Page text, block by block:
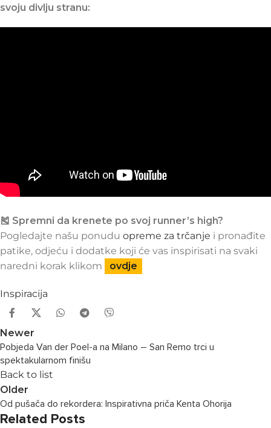
svoju divlju stranu:
🎽 Spremni da krenete po svoj runner’s high?
Pogledajte našu ponudu opreme za trčanje i pronađite
patike, odjeću i dodatke koji će vas inspirisati na svaki
naredni korak klikom
ovdje
Inspiracija
Newer
Pobjeda Van der Poel-a na Milano – San Remo trci u
spektakularnom finišu
Back to list
Older
Od pušača do rekordera: Inspirativna priča Kenta Ohorija
Related Posts